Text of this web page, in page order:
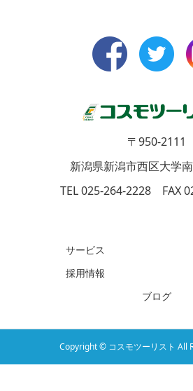
〒950-2111
新潟県新潟市西区大学
TEL 025-264-2228 FAX
サービス
採用情報
ブログ
Copyright © コスモツーリスト All